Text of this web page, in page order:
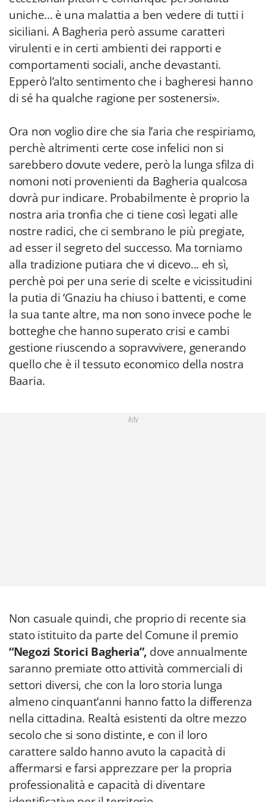
uniche... è una malattia a ben vedere di tutti i
siciliani. A Bagheria però assume caratteri
virulenti e in certi ambienti dei rapporti e
comportamenti sociali, anche devastanti.
Epperò l’alto sentimento che i bagheresi hanno
di sé ha qualche ragione per sostenersi».
Ora non voglio dire che sia l’aria che respiriamo,
perchè altrimenti certe cose infelici non si
sarebbero dovute vedere, però la lunga sfilza di
nomoni noti provenienti da Bagheria qualcosa
dovrà pur indicare. Probabilmente è proprio la
nostra aria tronfia che ci tiene così legati alle
nostre radici, che ci sembrano le più pregiate,
ad esser il segreto del successo. Ma torniamo
alla tradizione putiara che vi dicevo... eh sì,
perchè poi per una serie di scelte e vicissitudini
la putia di ‘Gnaziu ha chiuso i battenti, e come
la sua tante altre, ma non sono invece poche le
botteghe che hanno superato crisi e cambi
gestione riuscendo a sopravvivere, generando
quello che è il tessuto economico della nostra
Baaria.
Adv
Non casuale quindi, che proprio di recente sia
stato istituito da parte del Comune il premio
“Negozi Storici Bagheria”, dove annualmente
saranno premiate otto attività commerciali di
settori diversi, che con la loro storia lunga
almeno cinquant’anni hanno fatto la differenza
nella cittadina. Realtà esistenti da oltre mezzo
secolo che si sono distinte, e con il loro
carattere saldo hanno avuto la capacità di
affermarsi e farsi apprezzare per la propria
professionalità e capacità di diventare